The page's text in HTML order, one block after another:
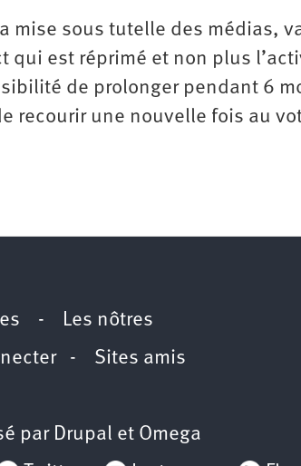
mise sous tutelle des médias,
qui est réprimé et non plus
de prolonger pendant 6
recourir une nouvelle fois au
- Les nôtres
- Sites amis
par Drupal et Omega